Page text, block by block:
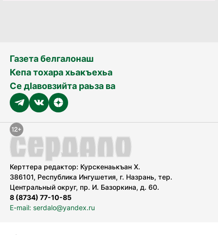
Газета белгалонаш
Кепа тохара хьакъехьа
Се дӀавовзийта раьза ва
Керттера редактор: Курскенаькъан Х.
386101, Республика Ингушетия, г. Назрань, тер.
Центральный округ, пр. И. Базоркина, д. 60.
8 (8734) 77-10-85
E-mail: serdalo@yandex.ru